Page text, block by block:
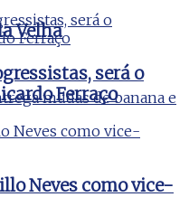
Velha
será o
Ferraço
Neves como vice-